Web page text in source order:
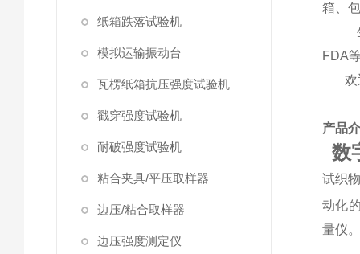
纸箱跌落试验机
模拟运输振动台
瓦楞纸箱抗压强度试验机
戳穿强度试验机
耐破强度试验机
粘合夹具/平压取样器
边压/粘合取样器
边压强度测定仪
箱、
FDA
欢迎
产品
数
试织
动化
量仪